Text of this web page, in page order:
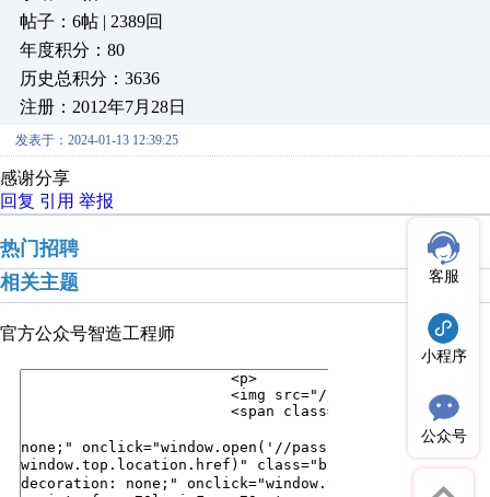
帖子：6帖 | 2389回
年度积分：80
历史总积分：3636
注册：2012年7月28日
发表于：2024-01-13 12:39:25
感谢分享
回复 引用 举报
热门招聘
相关主题
官方公众号智造工程师
客服
小程序
公众号